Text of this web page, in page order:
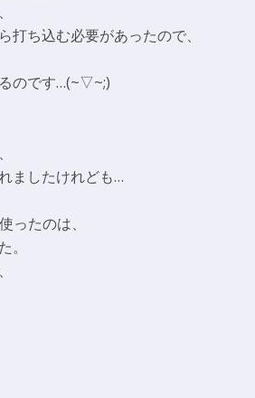
打ち込む必要があったので、
のです…(~▽~;)
ましたけれども…
ったのは、
。